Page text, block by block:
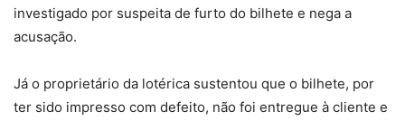
investigado por suspeita de furto do bilhete e nega a
acusação.
Já o proprietário da lotérica sustentou que o bilhete, por
ter sido impresso com defeito, não foi entregue à cliente e